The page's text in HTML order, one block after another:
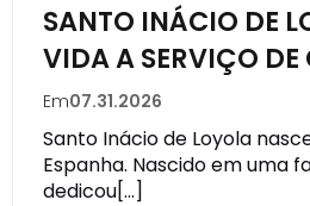
SANTO INÁCIO DE
VIDA A SERVIÇO DE
Em07.31.2026
Santo Inácio de Loyola
Espanha. Nascido em uma
dedicou[…]